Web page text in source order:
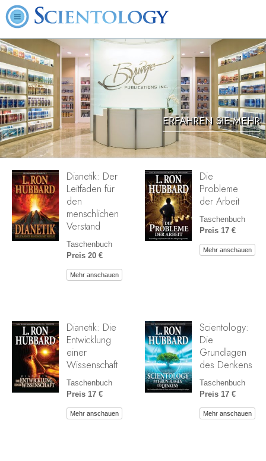
ERFAHREN SIE MEHR
Dianetik: Der
Leitfaden für
den
menschlichen
Verstand
Taschenbuch
Preis 20 €
Mehr anschauen
Die
Probleme
der Arbeit
Taschenbuch
Preis 17 €
Mehr anschauen
Dianetik: Die
Entwicklung
einer
Wissenschaft
Taschenbuch
Preis 17 €
Mehr anschauen
Scientology:
Die
Grundlagen
des Denkens
Taschenbuch
Preis 17 €
Mehr anschauen